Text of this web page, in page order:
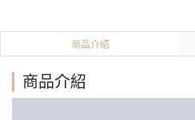
商品介紹
商品介紹